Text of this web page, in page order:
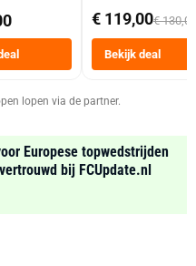
Dubbele Mand 9
Tot 6 Personen
Heteluchtfriteuse
Zwart
€ 119,00€ 130,00
Bekijk deal
lopen via de partner.
Europese topwedstrijden
bij FCUpdate.nl